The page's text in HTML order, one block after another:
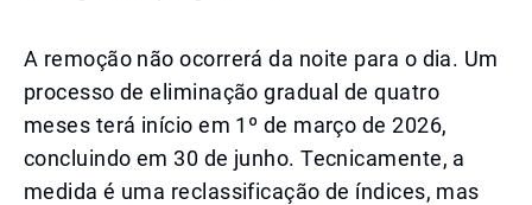
A remoção não ocorrerá da noite para o dia. Um
processo de eliminação gradual de quatro
meses terá início em 1º de março de 2026,
concluindo em 30 de junho. Tecnicamente, a
medida é uma reclassificação de índices, mas